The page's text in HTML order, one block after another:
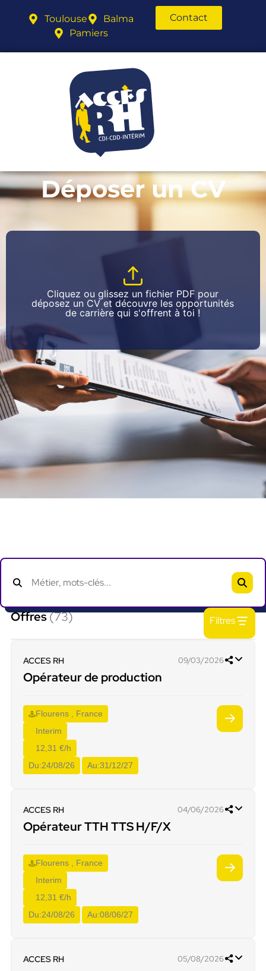
Toulouse
Balma
Pamiers
Contact
Déposer un CV
Cliquez ou glissez un fichier PDF pour
déposez un CV et découvre les opportunités
de carrière qui s'offrent à toi !
Offres(73) Filtres
ACCES RH 09/03/2026
Opérateur de production
Flourens , France
Interim
12,31 €/h
Du:24/08/26 Au:31/12/27
ACCES RH 04/06/2026
Opérateur TTH TTS H/F/X
Flourens , France
Interim
12,31 €/h
Du:24/08/26 Au:08/06/27
ACCES RH 05/08/2026